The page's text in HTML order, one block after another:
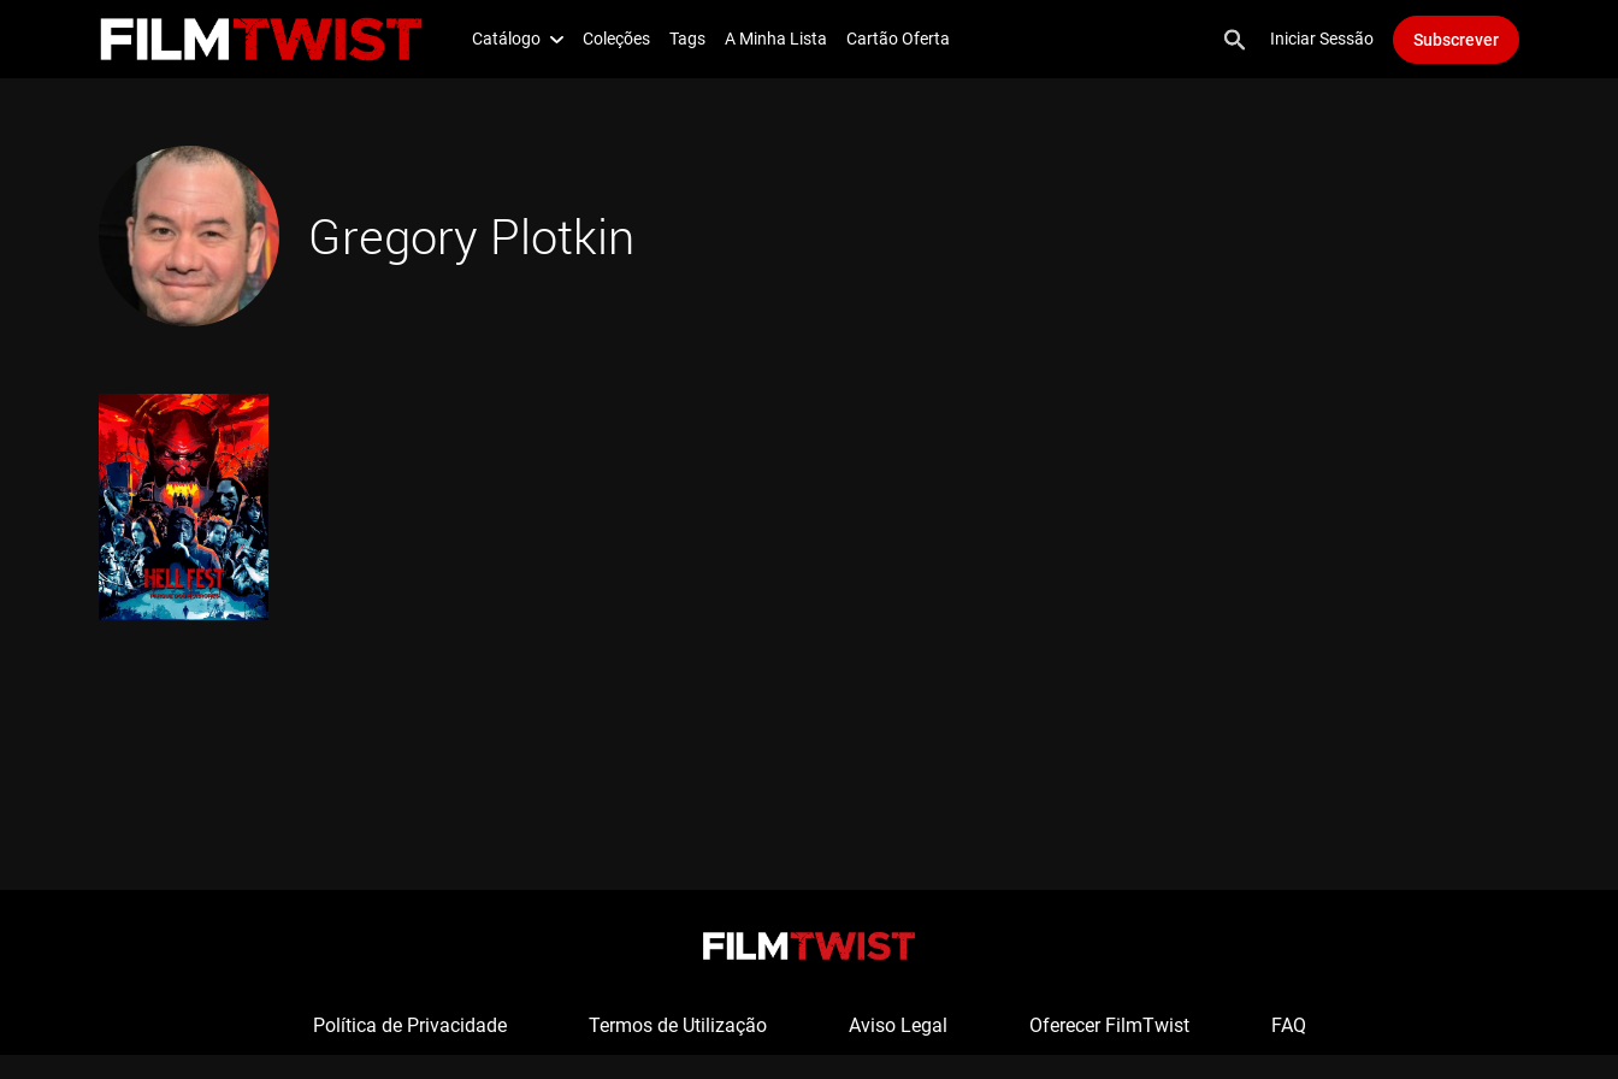
Catálogo Coleções Tags A Minha Lista Cartão Oferta Iniciar Sessão Subscrever
Gregory Plotkin
Política de Privacidade Termos de Utilização Aviso Legal Oferecer FilmTwist FAQ